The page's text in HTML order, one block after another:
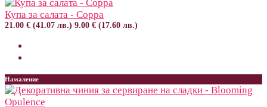
Купа за салата - Coppa
21.00 € (41.07 лв.) 9.00 € (17.60 лв.)
Намаление